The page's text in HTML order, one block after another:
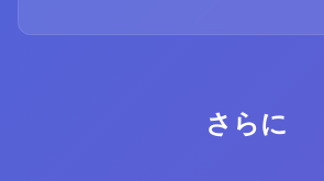
さらに